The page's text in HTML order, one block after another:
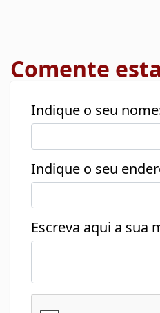
Comente
Indique o seu
Indique o seu
Escreva aqui a sua